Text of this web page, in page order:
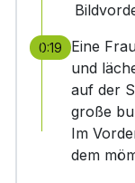
0:19
Eine
und
auf der
große
Im
dem